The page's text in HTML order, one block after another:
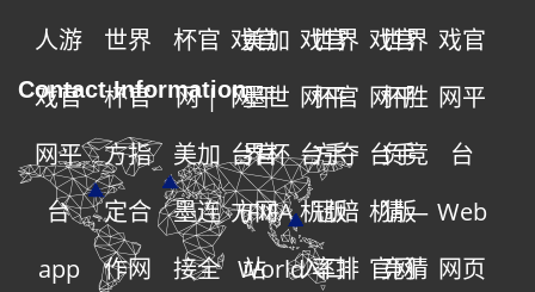
戏官
网平
台官
方网
站
戏官
网平
台手
机版
入口
戏官
网平
台手
机版
官网
戏官
网平
台
Web
网页
人游
戏官
网平
台
app
世界
杯官
方指
定合
作网
杯官
网 |
美加
墨连
接全
美加
墨世
界杯
(FIFA
World
世界
杯官
方夺
冠赔
率排
世界
杯胜
负竞
猜—
竞猜
Contact Information